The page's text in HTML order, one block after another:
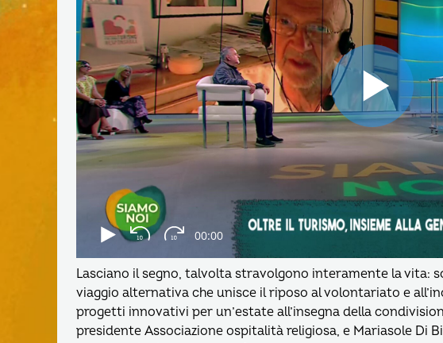
Lasciano il segno, talvolta stravolgono interamente la vita:
viaggio alternativa che unisce il riposo al volontariato e
progetti innovativi per un’estate all’insegna della
presidente Associazione ospitalità religiosa, e Mariasole Di